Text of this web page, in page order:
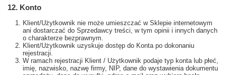
12. Konto
Klient/Użytkownik nie może umieszczać w Sklepie internetowym
ani dostarczać do Sprzedawcy treści, w tym opinii i innych danych
o charakterze bezprawnym.
Klient/Użytkownik uzyskuje dostęp do Konta po dokonaniu
rejestracji.
W ramach rejestracji Klient / Użytkownik podaje typ konta lub płeć,
imię, nazwisko, nazwę firmy, NIP, dane do wystawienia dokumentu